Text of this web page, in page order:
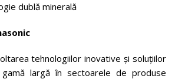
dublă minerală
tehnologiilor inovative și soluțiilor
largă în sectoarele de produse